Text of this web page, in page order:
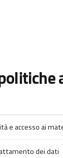
e accesso ai
dei dati